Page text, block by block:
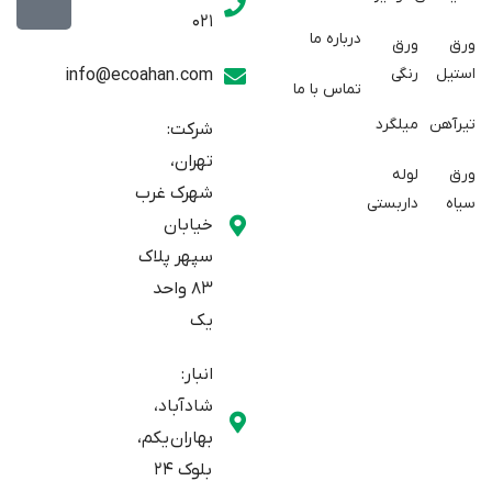
ورق
استیل
تیرآهن
ورق
سیاه
ورق
رنگی
میلگرد
لوله
داربستی
درباره ما
تماس با ما
021
info@ecoahan.com
شرکت:
تهران،
شهرک غرب
خیابان
سپهر پلاک
83 واحد
یک
انبار:
شادآباد،
بهاران یکم،
بلوک 24
g